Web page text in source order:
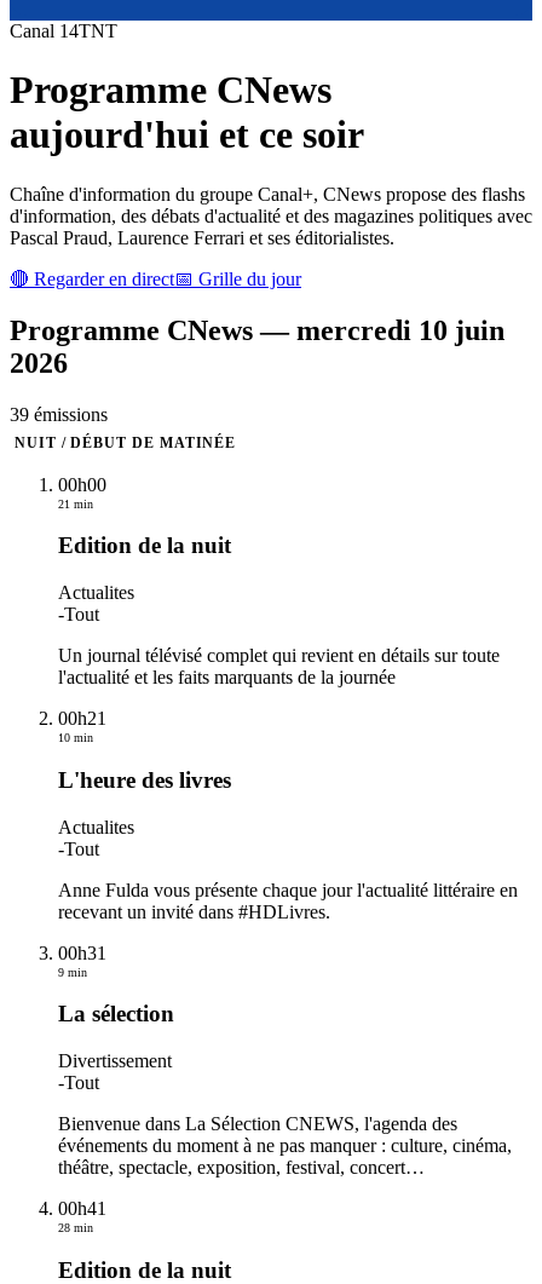
Canal 14TNT
Programme CNews
aujourd'hui et ce soir
Chaîne d'information du groupe Canal+, CNews propose des flashs
d'information, des débats d'actualité et des magazines politiques avec
Pascal Praud, Laurence Ferrari et ses éditorialistes.
🔴 Regarder en direct📅 Grille du jour
Programme CNews—mercredi 10 juin
2026
39 émissions
NUIT / DÉBUT DE MATINÉE
00h00
21 min
Edition de la nuit
Actualites
-Tout
Un journal télévisé complet qui revient en détails sur toute
l'actualité et les faits marquants de la journée
00h21
10 min
L'heure des livres
Actualites
-Tout
Anne Fulda vous présente chaque jour l'actualité littéraire en
recevant un invité dans #HDLivres.
00h31
9 min
La sélection
Divertissement
-Tout
Bienvenue dans La Sélection CNEWS, l'agenda des
événements du moment à ne pas manquer : culture, cinéma,
théâtre, spectacle, exposition, festival, concert…
00h41
28 min
Edition de la nuit